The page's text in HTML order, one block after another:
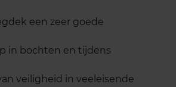
een zeer goede
in bochten en tijdens
veiligheid in veeleisende